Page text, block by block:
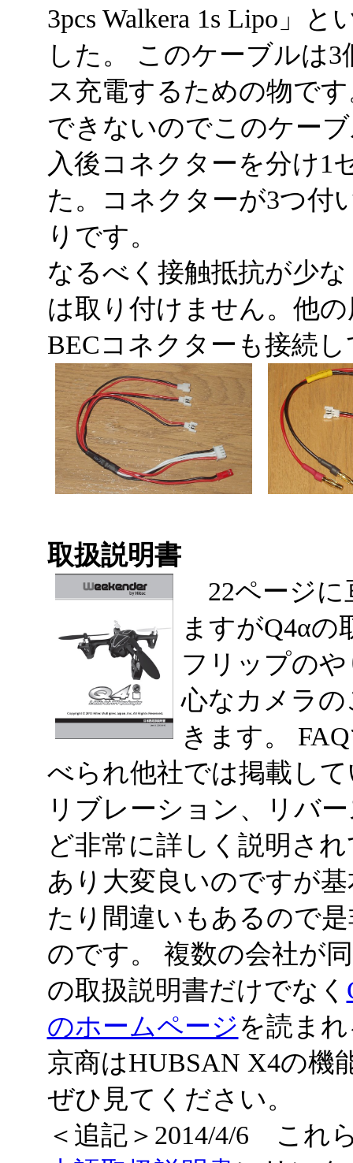
3pcs Walkera 1s Lipo」
した。 このケーブルは
ス充電するための物で
できないのでこのケー
入後コネクターを分け1
た。コネクターが3つ付
りです。
なるべく接触抵抗が少
は取り付けません。他
BECコネクターも接続
取扱説明書
22ページに
ますがQ4αの
フリップの
心なカメラ
きます。
べられ他社では掲載し
リブレーション、リバ
ど非常に詳しく説明さ
あり大変良いのですが
たり間違いもあるので
のです。 複数の会社が
の取扱説明書だけでなく
のホームページを読ま
京商はHUBSAN X4の機
ぜひ見てください。
＜追記＞2014/4/6 これ